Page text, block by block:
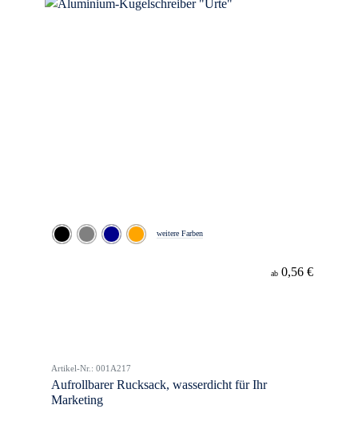
weitere Farben
ab 0,56 €
Artikel-Nr.: 001A217
Aufrollbarer Rucksack, wasserdicht für Ihr
Marketing